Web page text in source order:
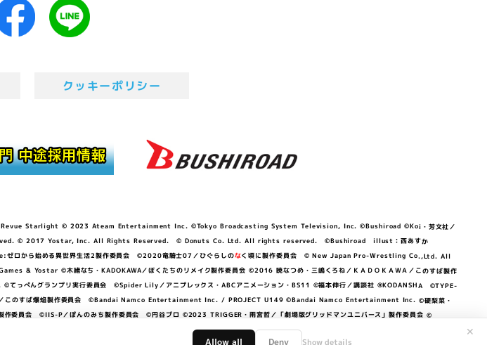
Allow all Deny Show details
✕
クッキーポリシー
Starlight © 2023 Ateam Entertainment Inc. ©Tokyo Broadcasting System Television, Inc. ©Bushiroad ©Koi・芳文社／
© 2017 Yostar, Inc. All Rights Reserved. © Donuts Co. Ltd. All rights reserved. ©Bushiroad illust：西あすか
ロから始める異世界生活2製作委員会 ©2020竜騎士07／ひぐらしのなく頃に製作委員会 © New Japan Pro-Wrestling Co.,Ltd. All
©木緒なち・KADOKAWA／ぼくたちのリメイク製作委員会 ©2016 暁なつめ・三嶋くろね／ＫＡＤＯＫＡＷＡ／このすば製作
ぺんグランプリ実行委員会 ©Spider Lily／アニプレックス・ABCアニメーション・BS11 ©福本伸行／講談社 ®KODANSHA ©TYPE-
／このすば爆焔製作委員会 ©Bandai Namco Entertainment Inc. / PROJECT U149 ©Bandai Namco Entertainment Inc. ©硬梨菜・
作委員会 ©IIS-P／ぽんのみち製作委員会 ©円谷プロ ©2023 TRIGGER・雨宮哲／「劇場版グリッドマンユニバース」製作委員会 ©
作委員会